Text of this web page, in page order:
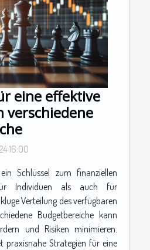
eine effektive
verschiedene
16:00
Schlüssel zum finanziellen
Individuen als auch für
Verteilung des verfügbaren
Budgetbereiche kann
und Risiken minimieren.
praxisnahe Strategien für eine